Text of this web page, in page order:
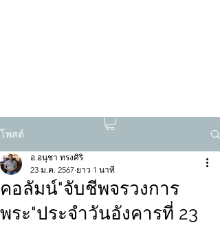
โพสต์
คอลัมน์"จับชีพจรวงการ
พระ"ประจำวันอังคารที่ 23
อ.อนุชา ทรงศิริ
23 ม.ค. 2567 ยาว 1 นาที